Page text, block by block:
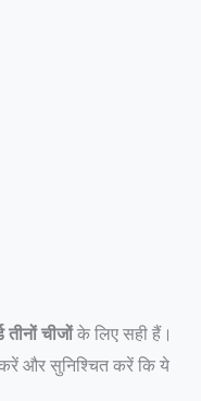
तीनों चीजोंके लिए सही हैं।
और सुनिश्चित करें कि ये